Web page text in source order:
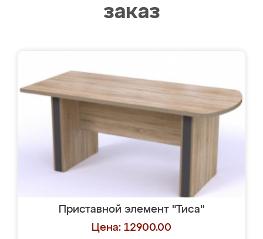
заказ
Приставной элемент "Тиса"
Цена: 12900.00